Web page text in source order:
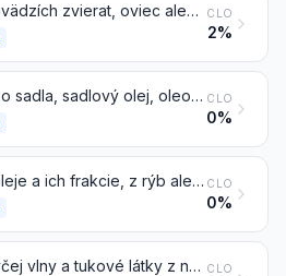
Tuk z hovädzích zvierat, oviec alebo kôz, iný ako tuk položky 1503 CLO
2%
Stearín zo sadla, sadlový olej, oleostearín, oleomargarín a lojový olej, nie emulgované alebo zmiešané alebo inak upravené CLO
0%
Tuky a oleje a ich frakcie, z rýb alebo morských cicavcov, tiež rafinované, ale chemicky nemodifikované CLO
0%
Tuk z ovčej vlny a tukové látky z neho získané (vrátane lanolínu) CLO